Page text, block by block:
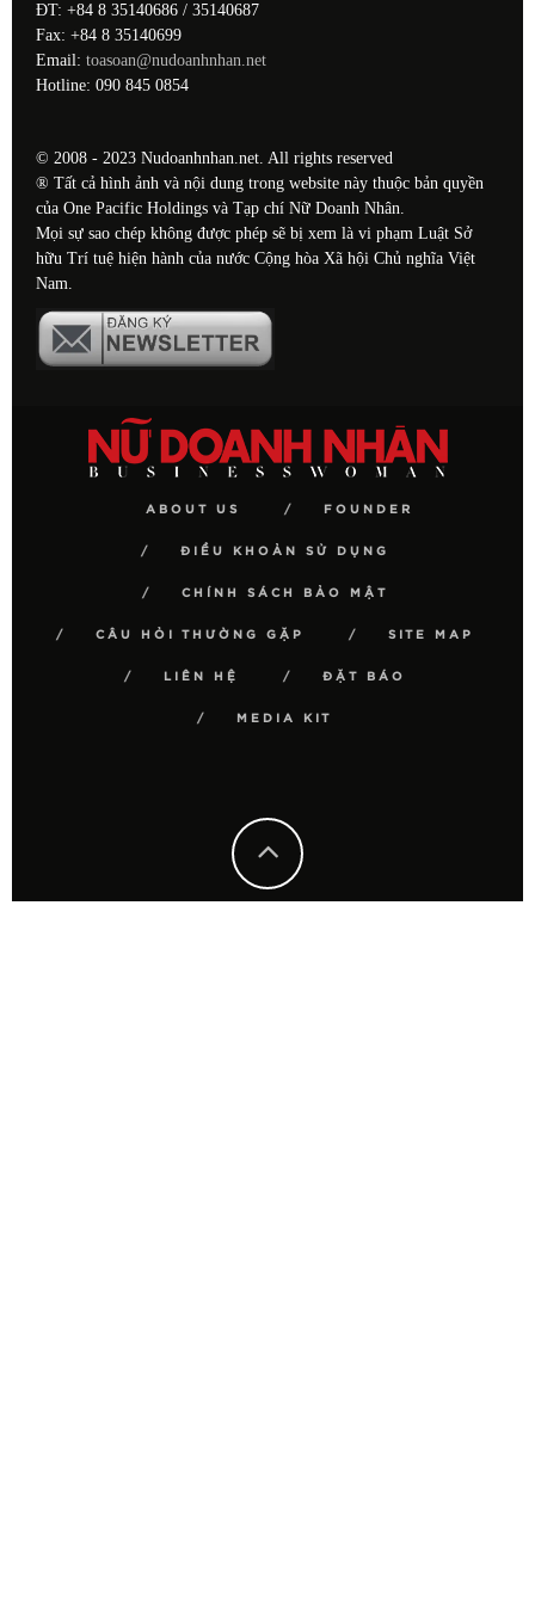
ĐT: +84 8 35140686 / 35140687
Fax: +84 8 35140699
Email: toasoan@nudoanhnhan.net
Hotline: 090 845 0854
© 2008 - 2023 Nudoanhnhan.net. All rights reserved
® Tất cả hình ảnh và nội dung trong website này thuộc bản quyền
của One Pacific Holdings và Tạp chí Nữ Doanh Nhân.
Mọi sự sao chép không được phép sẽ bị xem là vi phạm Luật Sở
hữu Trí tuệ hiện hành của nước Cộng hòa Xã hội Chủ nghĩa Việt
Nam.
ABOUT US FOUNDER
ĐIỀU KHOẢN SỬ DỤNG
CHÍNH SÁCH BẢO MẬT
CÂU HỎI THƯỜNG GẶP SITE MAP
LIÊN HỆ ĐẶT BÁO
MEDIA KIT